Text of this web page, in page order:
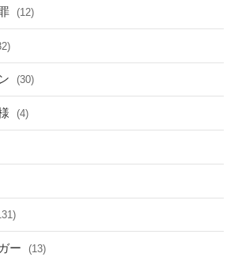
(12)
(30)
(4)
ー (13)